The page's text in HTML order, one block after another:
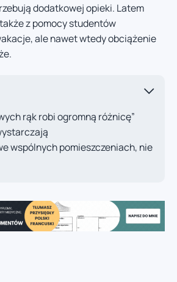
dodatkowej opieki. Latem
z pomocy studentów
ale nawet wtedy obciążenie
rąk robi ogromną różnicę”
wspólnych pomieszczeniach, nie